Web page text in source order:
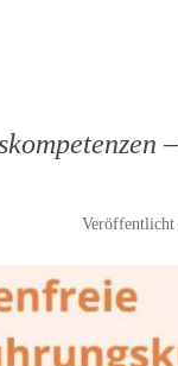
Veröffentlicht